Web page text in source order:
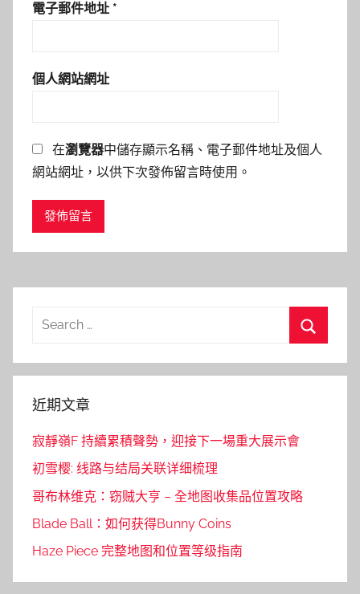
電子郵件地址 *
個人網站網址
在瀏覽器中儲存顯示名稱、電子郵件地址及個人
網站網址，以供下次發佈留言時使用。
Search
近期文章
寂靜嶺F 持續累積聲勢，迎接下一場重大展示會
初雪樱: 线路与结局关联详细梳理
哥布林维克：窃贼大亨 – 全地图收集品位置攻略
Blade Ball：如何获得Bunny Coins
Haze Piece 完整地图和位置等级指南